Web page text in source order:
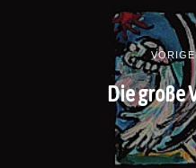
Die große